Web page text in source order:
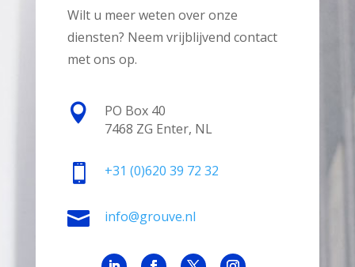
Wilt u meer weten over onze
diensten? Neem vrijblijvend contact
met ons op.

PO Box 40
7468 ZG Enter, NL
 +31 (0)620 39 72 32
 info@grouve.nl